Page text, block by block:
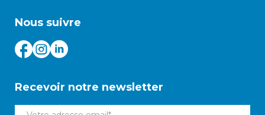
Nous suivre
Recevoir notre newsletter